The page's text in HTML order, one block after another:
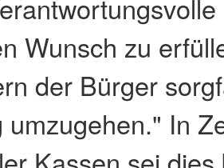
Wunsch zu
der Bürger
umzugehen." In